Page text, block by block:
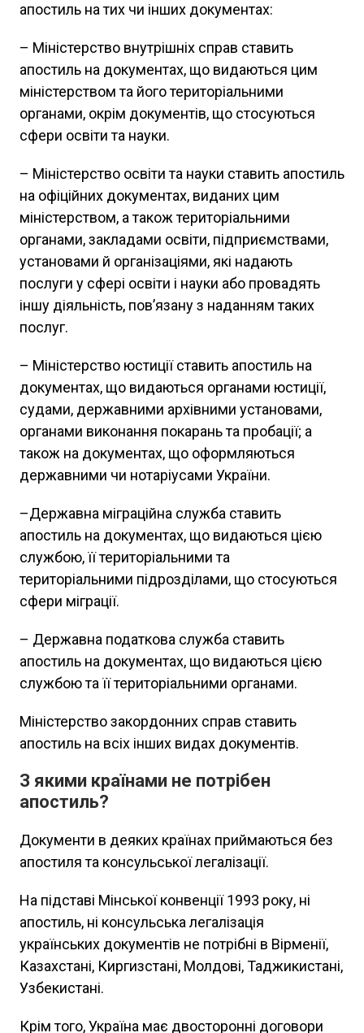
апостиль на тих чи інших документах:
– Міністерство внутрішніх справ ставить
апостиль на документах, що видаються цим
міністерством та його територіальними
органами, окрім документів, що стосуються
сфери освіти та науки.
– Міністерство освіти та науки ставить апостиль
на офіційних документах, виданих цим
міністерством, а також територіальними
органами, закладами освіти, підприємствами,
установами й організаціями, які надають
послуги у сфері освіти і науки або провадять
іншу діяльність, пов’язану з наданням таких
послуг.
– Міністерство юстиції ставить апостиль на
документах, що видаються органами юстиції,
судами, державними архівними установами,
органами виконання покарань та пробації; а
також на документах, що оформляються
державними чи нотаріусами України.
–Державна міграційна служба ставить
апостиль на документах, що видаються цією
службою, її територіальними та
територіальними підрозділами, що стосуються
сфери міграції.
– Державна податкова служба ставить
апостиль на документах, що видаються цією
службою та її територіальними органами.
Міністерство закордонних справ ставить
апостиль на всіх інших видах документів.
З якими країнами не потрібен
апостиль?
Документи в деяких країнах приймаються без
апостиля та консульської легалізації.
На підставі Мінської конвенції 1993 року, ні
апостиль, ні консульська легалізація
українських документів не потрібні в Вірменії,
Казахстані, Киргизстані, Молдові, Таджикистані,
Узбекистані.
Крім того, Україна має двосторонні договори